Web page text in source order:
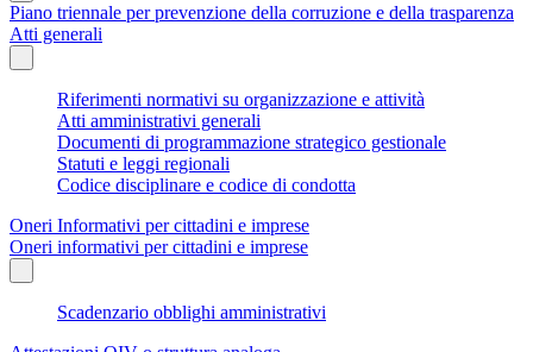
Piano triennale per prevenzione della corruzione e della trasparenza
Atti generali
Riferimenti normativi su organizzazione e attività
Atti amministrativi generali
Documenti di programmazione strategico gestionale
Statuti e leggi regionali
Codice disciplinare e codice di condotta
Oneri Informativi per cittadini e imprese
Oneri informativi per cittadini e imprese
Scadenzario obblighi amministrativi